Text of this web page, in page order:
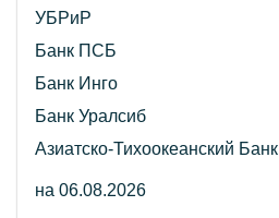
УБРиР
Банк ПСБ
Банк Инго
Банк Уралсиб
Азиатско-Тихоокеанский Банк
на 06.08.2026